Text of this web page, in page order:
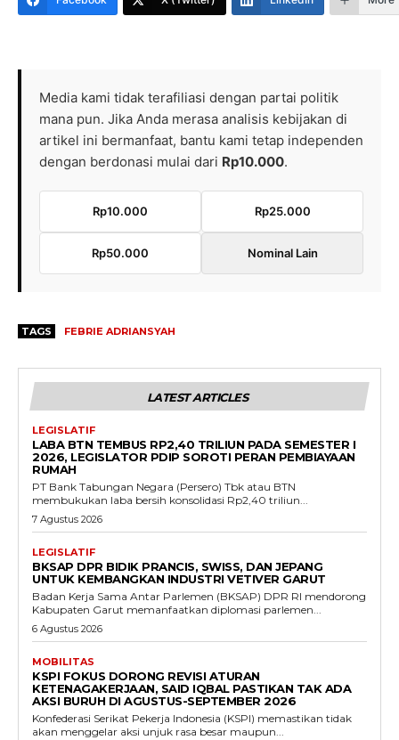
Media kami tidak terafiliasi dengan partai politik
mana pun. Jika Anda merasa analisis kebijakan di
artikel ini bermanfaat, bantu kami tetap independen
dengan berdonasi mulai dari Rp10.000.
Rp10.000 Rp25.000
Rp50.000 Nominal Lain
TAGS FEBRIE ADRIANSYAH
LATEST ARTICLES
LEGISLATIF
LABA BTN TEMBUS RP2,40 TRILIUN PADA SEMESTER I
2026, LEGISLATOR PDIP SOROTI PERAN PEMBIAYAAN
RUMAH
PT Bank Tabungan Negara (Persero) Tbk atau BTN
membukukan laba bersih konsolidasi Rp2,40 triliun...
7 Agustus 2026
LEGISLATIF
BKSAP DPR BIDIK PRANCIS, SWISS, DAN JEPANG
UNTUK KEMBANGKAN INDUSTRI VETIVER GARUT
Badan Kerja Sama Antar Parlemen (BKSAP) DPR RI mendorong
Kabupaten Garut memanfaatkan diplomasi parlemen...
6 Agustus 2026
MOBILITAS
KSPI FOKUS DORONG REVISI ATURAN
KETENAGAKERJAAN, SAID IQBAL PASTIKAN TAK ADA
AKSI BURUH DI AGUSTUS-SEPTEMBER 2026
Konfederasi Serikat Pekerja Indonesia (KSPI) memastikan tidak
akan menggelar aksi unjuk rasa besar maupun...